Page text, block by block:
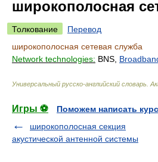
широкополосная
Толкование
Перевод
широкополосная сетевая служба
Network technologies: BNS,
Универсальный русско-английский словарь
Игры ⚽
Поможем написать
широкополосная секция
акустической антенной системы